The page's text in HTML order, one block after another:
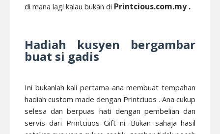
di mana lagi kalau bukan di Printcious.com.my.
Hadiah kusyen bergambar
buat si gadis
Ini bukanlah kali pertama ana membuat tempahan
hadiah custom made dengan Printciuos . Ana cukup
selesa dan berpuas hati dengan pembelian dan
servis dari Printciuos Gift ni. Bukan sahaja hasil